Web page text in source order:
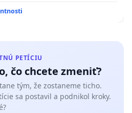
PETÍCIU
čo chcete zmeniť?
tým, že zostaneme ticho.
sa postavil a podnikol kroky.